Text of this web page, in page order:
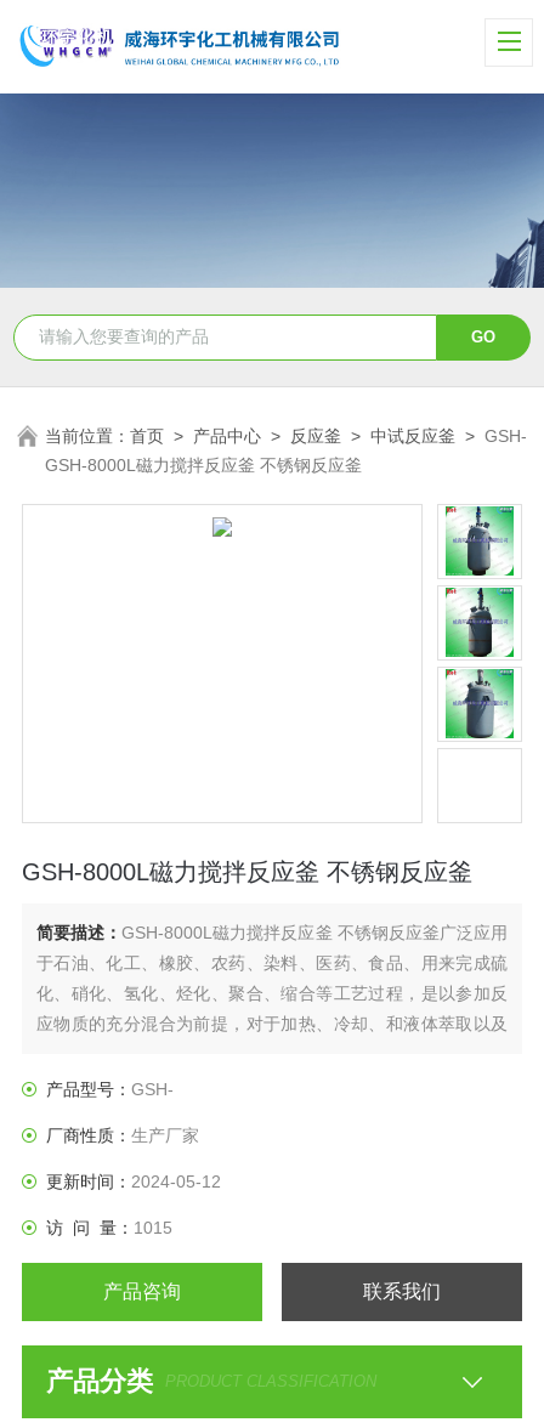
当前位置：首页 > 产品中心 > 反应釜 >中试反应釜 >GSH-
GSH-8000L磁力搅拌反应釜 不锈钢反应釜
GSH-8000L磁力搅拌反应釜 不锈钢反应釜
简要描述：GSH-8000L磁力搅拌反应釜 不锈钢反应釜广泛应用
于石油、化工、橡胶、农药、染料、医药、食品、用来完成硫
化、硝化、氢化、烃化、聚合、缩合等工艺过程，是以参加反
应物质的充分混合为前提，对于加热、冷却、和液体萃取以及
效果，是化工，制药等行业理想的所需设备。
产品型号： GSH-
厂商性质： 生产厂家
更新时间： 2024-05-12
访 问 量： 1015
产品咨询 联系我们
产品分类 PRODUCT CLASSIFICATION